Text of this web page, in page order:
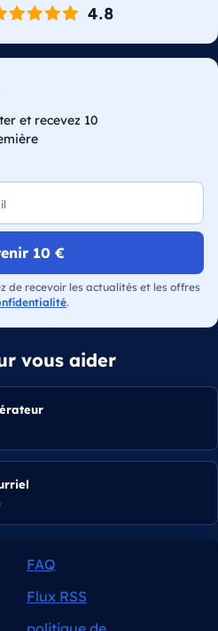
et recevez 10
10 €
de recevoir les actualités et les offres
.
vous aider
FAQ
Flux RSS